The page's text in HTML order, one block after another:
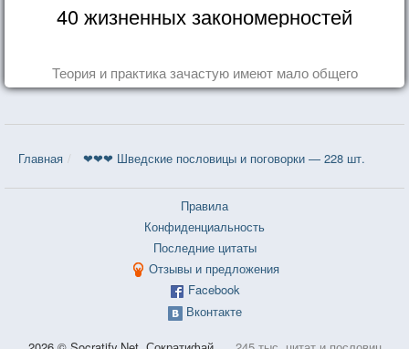
40 жизненных закономерностей
Теория и практика зачастую имеют мало общего
Главная ❤❤❤ Шведские пословицы и поговорки — 228 шт.
Правила
Конфиденциальность
Последние цитаты
Отзывы и предложения
Facebook
Вконтакте